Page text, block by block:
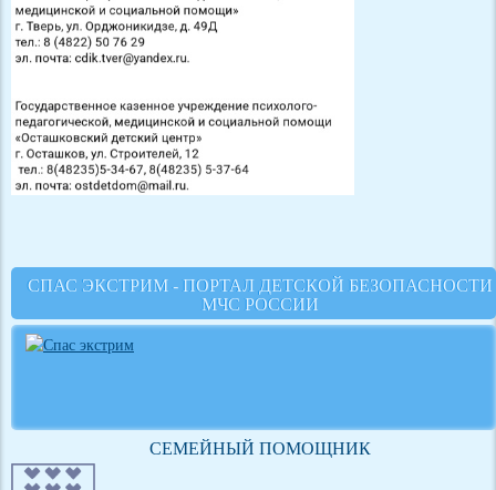
СПАС ЭКСТРИМ - ПОРТАЛ ДЕТСКОЙ БЕЗОПАСНОСТИ
МЧС РОССИИ
СЕМЕЙНЫЙ ПОМОЩНИК